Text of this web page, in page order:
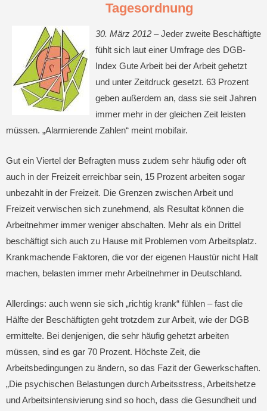
Tagesordnung
30. März 2012 –Jeder zweite Beschäftigte
fühlt sich laut einer Umfrage des DGB-
Index Gute Arbeit bei der Arbeit gehetzt
und unter Zeitdruck gesetzt. 63 Prozent
geben außerdem an, dass sie seit Jahren
immer mehr in der gleichen Zeit leisten
müssen. „Alarmierende Zahlen“ meint mobifair.
Gut ein Viertel der Befragten muss zudem sehr häufig oder oft
auch in der Freizeit erreichbar sein, 15 Prozent arbeiten sogar
unbezahlt in der Freizeit. Die Grenzen zwischen Arbeit und
Freizeit verwischen sich zunehmend, als Resultat können die
Arbeitnehmer immer weniger abschalten. Mehr als ein Drittel
beschäftigt sich auch zu Hause mit Problemen vom Arbeitsplatz.
Krankmachende Faktoren, die vor der eigenen Haustür nicht Halt
machen, belasten immer mehr Arbeitnehmer in Deutschland.
Allerdings: auch wenn sie sich „richtig krank“ fühlen – fast die
Hälfte der Beschäftigten geht trotzdem zur Arbeit, wie der DGB
ermittelte. Bei denjenigen, die sehr häufig gehetzt arbeiten
müssen, sind es gar 70 Prozent. Höchste Zeit, die
Arbeitsbedingungen zu ändern, so das Fazit der Gewerkschaften.
„Die psychischen Belastungen durch Arbeitsstress, Arbeitshetze
und Arbeitsintensivierung sind so hoch, dass die Gesundheit und